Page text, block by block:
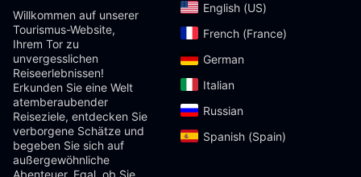
Willkommen auf unserer
Tourismus-Website,
Ihrem Tor zu
unvergesslichen
Reiseerlebnissen!
Erkunden Sie eine Welt
atemberaubender
Reiseziele, entdecken Sie
verborgene Schätze und
begeben Sie sich auf
außergewöhnliche
Abenteuer. Egal, ob Sie
English (US)‎
French (France)‎
German‎
Italian‎
Russian‎
Spanish (Spain)‎